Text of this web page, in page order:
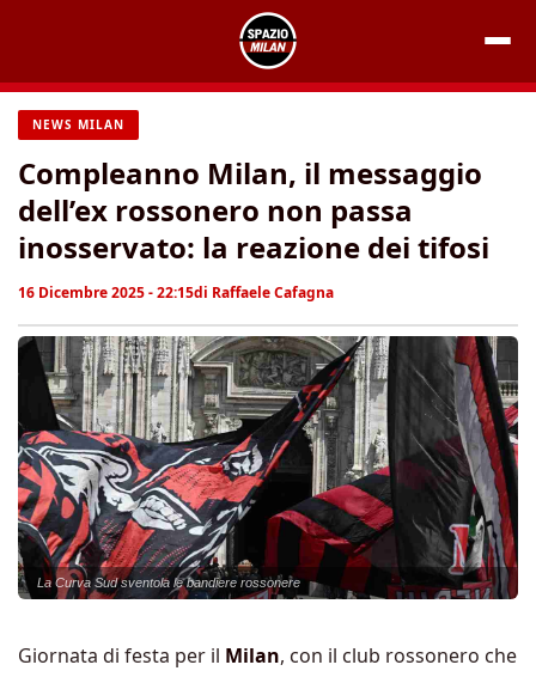
contenuto
NEWS MILAN
Compleanno Milan, il messaggio
dell’ex rossonero non passa
inosservato: la reazione dei tifosi
16 Dicembre 2025 - 22:15di Raffaele Cafagna
La Curva Sud sventola le bandiere rossonere
Giornata di festa per il Milan, con il club rossonero che